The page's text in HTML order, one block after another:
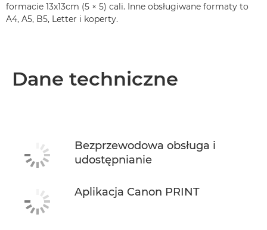
formacie 13x13cm (5 × 5) cali. Inne obsługiwane formaty to
A4, A5, B5, Letter i koperty.
Dane techniczne
Bezprzewodowa obsługa i
udostępnianie
Aplikacja Canon PRINT